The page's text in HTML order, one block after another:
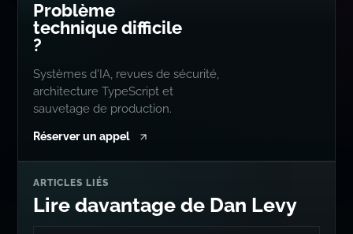
Problème
technique difficile
?
Systèmes d'IA, revues de sécurité,
architecture TypeScript et
sauvetage de production.
Réserver un appel
ARTICLES LIÉS
Lire davantage de Dan Levy